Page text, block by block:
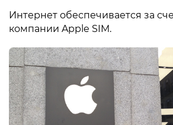
Интернет обеспечивается за
компании Apple SIM.